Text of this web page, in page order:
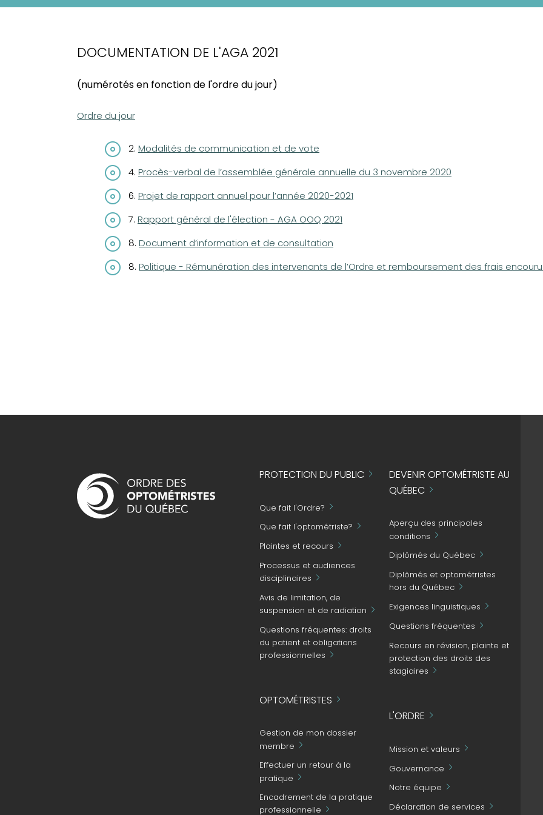
DOCUMENTATION DE L'AGA 2021
(numérotés en fonction de l'ordre du jour)
Ordre du jour
2. Modalités de communication et de vote
4. Procès-verbal de l’assemblée générale annuelle du 3 novembre 2020
6. Projet de rapport annuel pour l’année 2020-2021
7. Rapport général de l'élection - AGA OOQ 2021
8. Document d’information et de consultation
8. Politique - Rémunération des intervenants de l’Ordre et remboursement des frais
Navigation
principale
PROTECTION DU PUBLIC
Que fait l'Ordre?
Que fait l'optométriste?
Plaintes et recours
Processus et audiences
disciplinaires
Avis de limitation, de
suspension et de radiation
Questions fréquentes: droits
du patient et obligations
professionnelles
OPTOMÉTRISTES
Gestion de mon dossier
membre
Effectuer un retour à la
pratique
Encadrement de la pratique
professionnelle
DEVENIR OPTOMÉTRISTE AU
QUÉBEC
Aperçu des principales
conditions
Diplômés du Québec
Diplômés et optométristes
hors du Québec
Exigences linguistiques
Questions fréquentes
Recours en révision, plainte et
protection des droits des
stagiaires
L'ORDRE
Mission et valeurs
Gouvernance
Notre équipe
Déclaration de services